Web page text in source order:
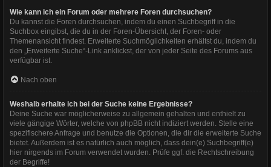
Wie kann ich ein Forum oder mehrere Foren durchsuchen?
Du kannst die Foren durchsuchen, indem du einen Suchbegriff in die
Suchbox eingibst, die du in der Foren-Übersicht, der Foren- oder
Themenansicht findest. Erweiterte Suchmöglichkeiten erhältst du, indem du
den „Erweiterte Suche“-Link anklickst, der von jeder Seite des Forums aus
verfügbar ist.
Nach oben
Weshalb erhalte ich bei der Suche keine Ergebnisse?
Deine Suche war möglicherweise zu allgemein gehalten und enthielt zu
viele gängige Wörter, welche von phpBB nicht indiziert werden. Stelle eine
spezifischere Anfrage und benutze die Optionen, die dir die erweiterte Suche
bietet. Außerdem ist es natürlich auch möglich, dass dein(e) Suchbegriff(e)
hier nirgends im Forum verwendet wurden. Prüfe ggf. die Rechtschreibung
der Begriffe!